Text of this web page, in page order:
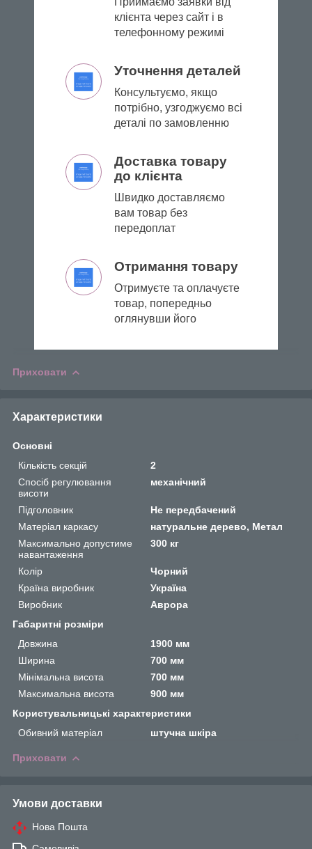
клієнта через сайт і в
телефонному режимі
Уточнення деталей
Консультуємо, якщо
потрібно, узгоджуємо всі
деталі по замовленню
Доставка товару
до клієнта
Швидко доставляємо
вам товар без
передоплат
Отримання товару
Отримуєте та оплачуєте
товар, попередньо
оглянувши його
Приховати
Характеристики
Основні
Кількість секцій
2
Спосіб регулювання
висоти
механічний
Підголовник
Не передбачений
Матеріал каркасу
натуральне дерево, Метал
Максимально допустиме
навантаження
300 кг
Колір
Чорний
Країна виробник
Україна
Виробник
Аврора
Габаритні розміри
Довжина
1900 мм
Ширина
700 мм
Мінімальна висота
700 мм
Максимальна висота
900 мм
Користувальницькі характеристики
Обивний матеріал
штучна шкіра
Приховати
Умови доставки
Нова Пошта